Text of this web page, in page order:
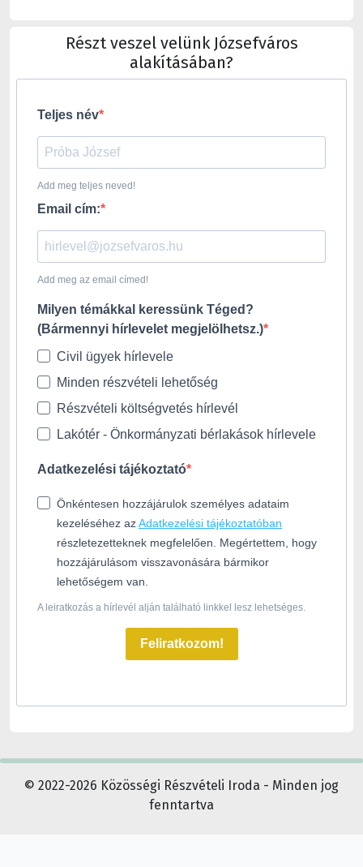
Részt veszel velünk Józsefváros
alakításában?
Teljes név
Add meg teljes neved!
Email cím:
Add meg az email címed!
Milyen témákkal keressünk Téged?
(Bármennyi hírlevelet megjelölhetsz.)
Civil ügyek hírlevele
Minden részvételi lehetőség
Részvételi költségvetés hírlevél
Lakótér - Önkormányzati bérlakások hírlevele
Adatkezelési tájékoztató
Önkéntesen hozzájárulok személyes adataim
kezeléséhez azAdatkezelési tájékoztatóban
részletezetteknek megfelelően. Megértettem, hogy
hozzájárulásom visszavonására bármikor
lehetőségem van.
A leiratkozás a hírlevél alján található linkkel lesz lehetséges.
Feliratkozom!
© 2022-2026 Közösségi Részvételi Iroda - Minden jog
fenntartva